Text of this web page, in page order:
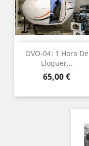
OVO-04: 1 Hora De
Lloguer...
Preu
65,00 €